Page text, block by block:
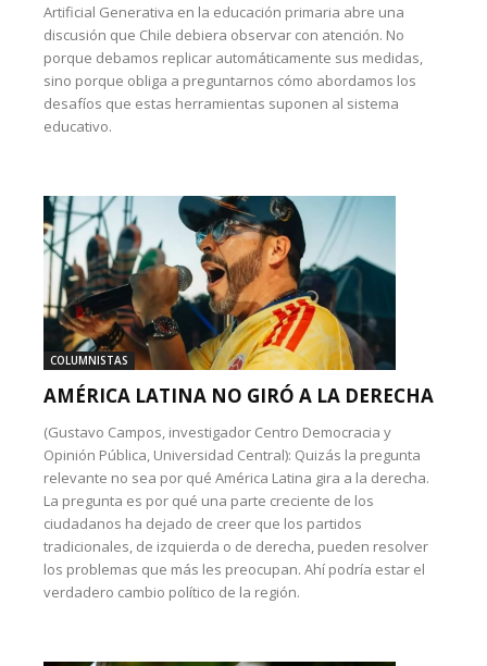
Artificial Generativa en la educación primaria abre una
discusión que Chile debiera observar con atención. No
porque debamos replicar automáticamente sus medidas,
sino porque obliga a preguntarnos cómo abordamos los
desafíos que estas herramientas suponen al sistema
educativo.
COLUMNISTAS
AMÉRICA LATINA NO GIRÓ A LA DERECHA
(Gustavo Campos, investigador Centro Democracia y
Opinión Pública, Universidad Central): Quizás la pregunta
relevante no sea por qué América Latina gira a la derecha.
La pregunta es por qué una parte creciente de los
ciudadanos ha dejado de creer que los partidos
tradicionales, de izquierda o de derecha, pueden resolver
los problemas que más les preocupan. Ahí podría estar el
verdadero cambio político de la región.